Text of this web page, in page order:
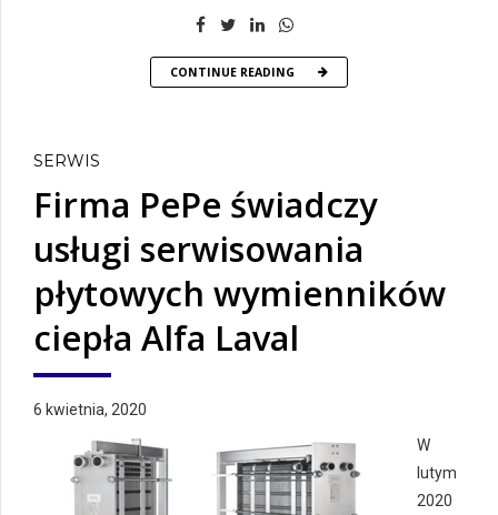
CONTINUE READING
SERWIS
Firma PePe świadczy
usługi serwisowania
płytowych wymienników
ciepła Alfa Laval
6 kwietnia, 2020
W
lutym
2020